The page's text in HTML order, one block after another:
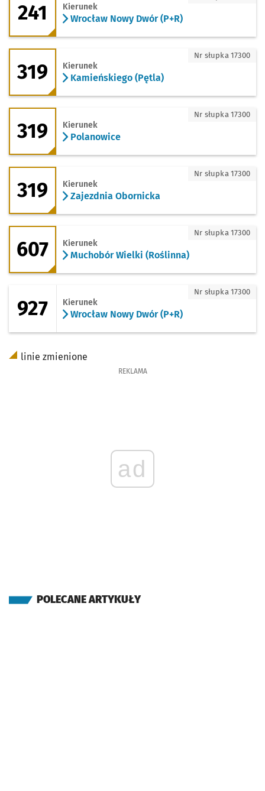
241 Kierunek
Wrocław Nowy Dwór (P+R)
319 - kierunek Kamieńskiego (Pętla)
319 Kierunek
Kamieńskiego (Pętla)
Nr słupka 17300
319 - kierunek Polanowice
319 Kierunek
Polanowice
Nr słupka 17300
319 - kierunek Zajezdnia Obornicka
319 Kierunek
Zajezdnia Obornicka
Nr słupka 17300
607 - kierunek Muchobór Wielki
607 Kierunek
Muchobór Wielki (Roślinna)
Nr słupka 17300
927 - kierunek Wrocław Nowy Dwór
927 Kierunek
Wrocław Nowy Dwór (P+R)
Nr słupka 17300
linie zmienione
REKLAMA
ad
POLECANE ARTYKUŁY